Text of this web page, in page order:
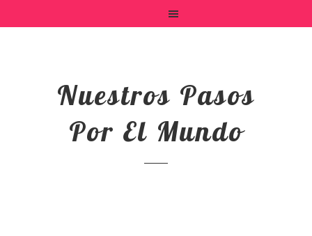
Nuestros Pasos
Por El Mundo